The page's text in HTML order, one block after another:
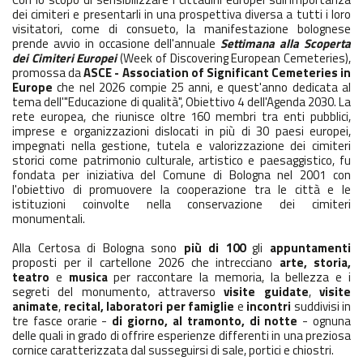
dei cimiteri e presentarli in una prospettiva diversa a tutti i loro
visitatori, come di consueto, la manifestazione bolognese
prende avvio in occasione dell'annuale Settimana alla Scoperta
dei Cimiteri Europei(Week of Discovering European Cemeteries),
promossa daASCE - Association of Significant Cemeteries in
Europe che nel 2026 compie 25 anni, e quest'anno dedicata al
tema dell'"Educazione di qualità", Obiettivo 4 dell'Agenda 2030. La
rete europea, che riunisce oltre 160 membri tra enti pubblici,
imprese e organizzazioni dislocati in più di 30 paesi europei,
impegnati nella gestione, tutela e valorizzazione dei cimiteri
storici come patrimonio culturale, artistico e paesaggistico, fu
fondata per iniziativa del Comune di Bologna nel 2001 con
l'obiettivo di promuovere la cooperazione tra le città e le
istituzioni coinvolte nella conservazione dei cimiteri
monumentali.
Alla Certosa di Bologna sono più di 100gli appuntamenti
proposti per il cartellone 2026 che intrecciano arte, storia,
teatro e musicaper raccontare la memoria, la bellezza e i
segreti del monumento, attraversovisite guidate,visite
animate, recital, laboratori per famiglie e incontri suddivisi in
tre fasce orarie - di giorno, al tramonto, di notte - ognuna
delle quali in grado di offrire esperienze differenti in una preziosa
cornice caratterizzata dal susseguirsi di sale, portici e chiostri.